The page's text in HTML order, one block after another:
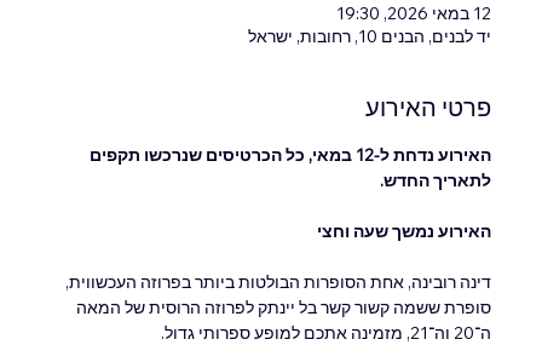
12 במאי 2026, 19:30
יד לבנים, הבנים 10, רחובות, ישראל
פרטי האירוע
האירוע נדחת ל-12 במאי, כל הכרטיסים שנרכשו תקפים
לתאריך החדש.
האירוע נמשך שעה וחצי
דינה רובינה, אחת הסופרות הבולטות ביותר בפרוזה העכשווית,
סופרת ששמה קשור קשר בל יינתק לפרוזה הרוסית של המאה
ה־20 וה־21, מזמינה אתכם למופע ספרותי גדול.